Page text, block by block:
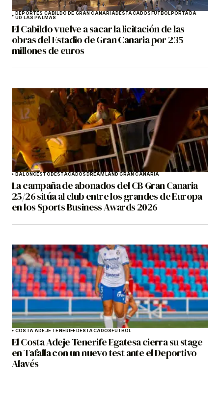
DEPORTES CABILDO DE GRAN CANARIADESTACADOS FÚTBOL PORTADA
UD LAS PALMAS
El Cabildo vuelve a sacar la licitación de las
obras del Estadio de Gran Canaria por 235
millones de euros
BALONCESTO DESTACADOS DREAMLAND GRAN CANARIA
La campaña de abonados del CB Gran Canaria
25/26 sitúa al club entre los grandes de Europa
en los Sports Business Awards 2026
COSTA ADEJE TENERIFE DESTACADOS FÚTBOL
El Costa Adeje Tenerife Egatesa cierra su stage
en Tafalla con un nuevo test ante el Deportivo
Alavés